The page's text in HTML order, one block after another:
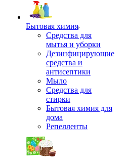
Бытовая химия
Средства для
мытья и уборки
Дезинфицирующие
средства и
антисептики
Мыло
Средства для
стирки
Бытовая химия для
дома
Репелленты